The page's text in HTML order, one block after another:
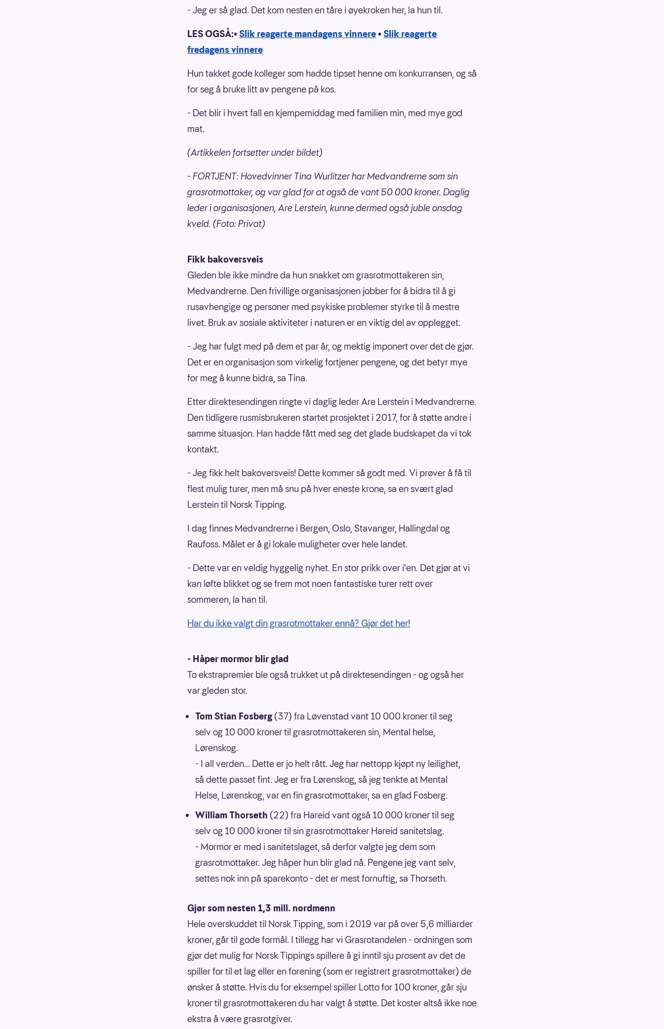
- Jeg er så glad. Det kom nesten en tåre i øyekroken her, la hun til.
LES OGSÅ:• Slik reagerte mandagens vinnere • Slik reagerte
fredagens vinnere
Hun takket gode kolleger som hadde tipset henne om konkurransen, og så
for seg å bruke litt av pengene på kos.
- Det blir i hvert fall en kjempemiddag med familien min, med mye god
mat.
(Artikkelen fortsetter under bildet)
- FORTJENT: Hovedvinner Tina Wurlitzer har Medvandrerne som sin
grasrotmottaker, og var glad for at også de vant 50 000 kroner. Daglig
leder i organisasjonen, Are Lerstein, kunne dermed også juble onsdag
kveld. (Foto: Privat)
Fikk bakoversveis
Gleden ble ikke mindre da hun snakket om grasrotmottakeren sin,
Medvandrerne. Den frivillige organisasjonen jobber for å bidra til å gi
rusavhengige og personer med psykiske problemer styrke til å mestre
livet. Bruk av sosiale aktiviteter i naturen er en viktig del av opplegget.
- Jeg har fulgt med på dem et par år, og mektig imponert over det de gjør.
Det er en organisasjon som virkelig fortjener pengene, og det betyr mye
for meg å kunne bidra, sa Tina.
Etter direktesendingen ringte vi daglig leder Are Lerstein i Medvandrerne.
Den tidligere rusmisbrukeren startet prosjektet i 2017, for å støtte andre i
samme situasjon. Han hadde fått med seg det glade budskapet da vi tok
kontakt.
- Jeg fikk helt bakoversveis! Dette kommer så godt med. Vi prøver å få til
flest mulig turer, men må snu på hver eneste krone, sa en svært glad
Lerstein til Norsk Tipping.
I dag finnes Medvandrerne i Bergen, Oslo, Stavanger, Hallingdal og
Raufoss. Målet er å gi lokale muligheter over hele landet.
- Dette var en veldig hyggelig nyhet. En stor prikk over i’en. Det gjør at vi
kan løfte blikket og se frem mot noen fantastiske turer rett over
sommeren, la han til.
Har du ikke valgt din grasrotmottaker ennå? Gjør det her!
- Håper mormor blir glad
To ekstrapremier ble også trukket ut på direktesendingen - og også her
var gleden stor.
Tom Stian Fosberg(37) fra Løvenstad vant 10 000 kroner til seg
selv og 10 000 kroner til grasrotmottakeren sin, Mental helse,
Lørenskog.
- I all verden... Dette er jo helt rått. Jeg har nettopp kjøpt ny leilighet,
så dette passet fint. Jeg er fra Lørenskog, så jeg tenkte at Mental
Helse, Lørenskog, var en fin grasrotmottaker, sa en glad Fosberg.
William Thorseth (22) fra Hareid vant også 10 000 kroner til seg
selv og 10 000 kroner til sin grasrotmottaker Hareid sanitetslag.
- Mormor er med i sanitetslaget, så derfor valgte jeg dem som
grasrotmottaker. Jeg håper hun blir glad nå. Pengene jeg vant selv,
settes nok inn på sparekonto - det er mest fornuftig, sa Thorseth.
Gjør som nesten 1,3 mill. nordmenn
Hele overskuddet til Norsk Tipping, som i 2019 var på over 5,6 milliarder
kroner, går til gode formål. I tillegg har vi Grasrotandelen - ordningen som
gjør det mulig for Norsk Tippings spillere å gi inntil sju prosent av det de
spiller for til et lag eller en forening (som er registrert grasrotmottaker) de
ønsker å støtte. Hvis du for eksempel spiller Lotto for 100 kroner, går sju
kroner til grasrotmottakeren du har valgt å støtte. Det koster altså ikke noe
ekstra å være grasrotgiver.